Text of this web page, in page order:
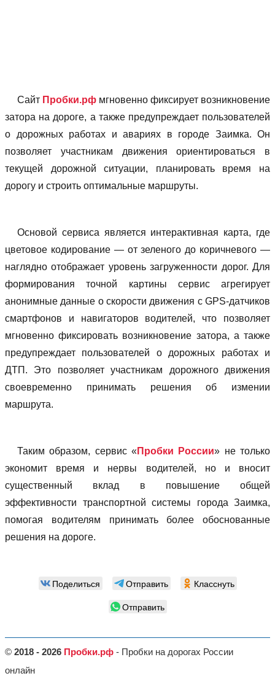
Сайт Пробки.рф мгновенно фиксирует возникновение
затора на дороге, а также предупреждает пользователей
о дорожных работах и авариях в городе Заимка. Он
позволяет учаcтникам движения ориентироваться в
текущей дорожной ситуации, планировать время на
дорогу и строить оптимальные маршруты.
Основой сервиса является интерактивная карта, где
цветовое кодирование — от зеленого до коричневого —
наглядно отображает уровень загруженности дорог. Для
формирования точной картины сервис агрегирует
анонимные данные о скорости движения с GPS-датчиков
смартфонов и навигаторов водителей, что позволяет
мгновенно фиксировать возникновение затора, а также
предупреждает пользователей о дорожных работах и
ДТП. Это позволяет участникам дорожного движения
своевременно принимать решения об измении
маршрута.
Таким образом, сервис « Пробки России» не только
экономит время и нервы водителей, но и вносит
существенный вклад в повышение общей
эффективности транспортной системы города Заимка,
помогая водителям принимать более обоснованные
решения на дороге.
Поделиться Отправить
Класснуть
Отправить
© 2018 - 2026 Пробки.рф - Пробки на дорогах России
онлайн